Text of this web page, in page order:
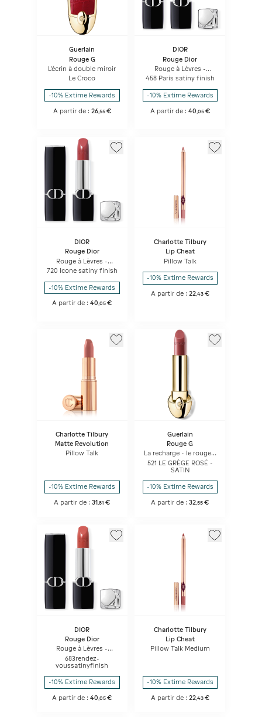
Guerlain
Rouge G
L'écrin à double miroir
Le Croco
-10% Extime Rewards
A partir de : 26, 55 €
DIOR
Rouge Dior
Rouge à Lèvres -
Confort Et Longue
Tenue - Soin Floral
Hydratant
458 Paris satiny finish
-10% Extime Rewards
A partir de : 40 05 €
DIOR
Rouge Dior
Rouge à Lèvres -
Confort Et Longue
Tenue - Soin Floral
Hydratant
720 Icone satiny finish
-10% Extime Rewards
A partir de :40,05 €
Charlotte Tilbury
Lip Cheat
Pillow Talk
-10% Extime Rewards
A partir de : 22,43 €
Charlotte Tilbury
Matte Revolution
Pillow Talk
-10% Extime Rewards
A partir de :31,81 €
Guerlain
Rouge G
La recharge - le rouge à
lèvres soin
personnalisable - Satin
521 LE GRÈGE ROSÉ -
SATIN
-10% Extime Rewards
A partir de :32,55 €
DIOR
Rouge Dior
Rouge à Lèvres -
Confort Et Longue
Tenue - Soin Floral
Hydratant
683rendez-
voussatinyfinish
-10% Extime Rewards
A partir de :40,05 €
Charlotte Tilbury
Lip Cheat
Pillow Talk Medium
-10% Extime Rewards
A partir de : 22,43 €